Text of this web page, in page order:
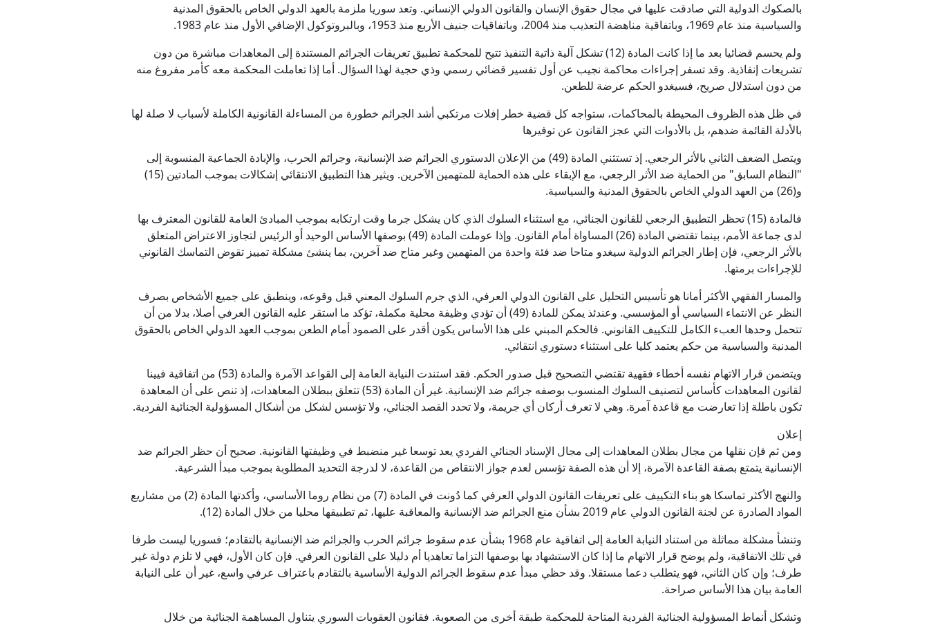
بالصكوك الدولية التي صادقت عليها في مجال حقوق الإنسان والقانون الدولي الإنساني. وتعد سوريا ملزمة بالعهد الدولي الخاص بالحقوق المدنية
والسياسية منذ عام 1969، وباتفاقية مناهضة التعذيب منذ 2004، وباتفاقيات جنيف الأربع منذ 1953، وبالبروتوكول الإضافي الأول منذ عام 1983.
ولم يحسم قضائيا بعد ما إذا كانت المادة (12) تشكل آلية ذاتية التنفيذ تتيح للمحكمة تطبيق تعريفات الجرائم المستندة إلى المعاهدات مباشرة من دون
تشريعات إنفاذية. وقد تسفر إجراءات محاكمة نجيب عن أول تفسير قضائي رسمي وذي حجية لهذا السؤال. أما إذا تعاملت المحكمة معه كأمر مفروغ منه
من دون استدلال صريح، فسيغدو الحكم عرضة للطعن.
في ظل هذه الظروف المحيطة بالمحاكمات، ستواجه كل قضية خطر إفلات مرتكبي أشد الجرائم خطورة من المساءلة القانونية الكاملة لأسباب لا صلة لها
بالأدلة القائمة ضدهم، بل بالأدوات التي عجز القانون عن توفيرها
ويتصل الضعف الثاني بالأثر الرجعي. إذ تستثني المادة (49) من الإعلان الدستوري الجرائم ضد الإنسانية، وجرائم الحرب، والإبادة الجماعية المنسوبة إلى
"النظام السابق" من الحماية ضد الأثر الرجعي، مع الإبقاء على هذه الحماية للمتهمين الآخرين. ويثير هذا التطبيق الانتقائي إشكالات بموجب المادتين (15)
و(26) من العهد الدولي الخاص بالحقوق المدنية والسياسية.
فالمادة (15) تحظر التطبيق الرجعي للقانون الجنائي، مع استثناء السلوك الذي كان يشكل جرما وقت ارتكابه بموجب المبادئ العامة للقانون المعترف بها
لدى جماعة الأمم، بينما تقتضي المادة (26) المساواة أمام القانون. وإذا عوملت المادة (49) بوصفها الأساس الوحيد أو الرئيس لتجاوز الاعتراض المتعلق
بالأثر الرجعي، فإن إطار الجرائم الدولية سيغدو متاحا ضد فئة واحدة من المتهمين وغير متاح ضد آخرين، بما ينشئ مشكلة تمييز تقوض التماسك القانوني
للإجراءات برمتها.
والمسار الفقهي الأكثر أمانا هو تأسيس التحليل على القانون الدولي العرفي، الذي جرم السلوك المعني قبل وقوعه، وينطبق على جميع الأشخاص بصرف
النظر عن الانتماء السياسي أو المؤسسي. وعندئذ يمكن للمادة (49) أن تؤدي وظيفة محلية مكملة، تؤكد ما استقر عليه القانون العرفي أصلا، بدلا من أن
تتحمل وحدها العبء الكامل للتكييف القانوني. فالحكم المبني على هذا الأساس يكون أقدر على الصمود أمام الطعن بموجب العهد الدولي الخاص بالحقوق
المدنية والسياسية من حكم يعتمد كليا على استثناء دستوري انتقائي.
ويتضمن قرار الاتهام نفسه أخطاء فقهية تقتضي التصحيح قبل صدور الحكم. فقد استندت النيابة العامة إلى القواعد الآمرة والمادة (53) من اتفاقية فيينا
لقانون المعاهدات كأساس لتصنيف السلوك المنسوب بوصفه جرائم ضد الإنسانية. غير أن المادة (53) تتعلق ببطلان المعاهدات، إذ تنص على أن المعاهدة
تكون باطلة إذا تعارضت مع قاعدة آمرة. وهي لا تعرف أركان أي جريمة، ولا تحدد القصد الجنائي، ولا تؤسس لشكل من أشكال المسؤولية الجنائية الفردية.
إعلان
ومن ثم فإن نقلها من مجال بطلان المعاهدات إلى مجال الإسناد الجنائي الفردي يعد توسعا غير منضبط في وظيفتها القانونية. صحيح أن حظر الجرائم ضد
الإنسانية يتمتع بصفة القاعدة الآمرة، إلا أن هذه الصفة تؤسس لعدم جواز الانتقاص من القاعدة، لا لدرجة التحديد المطلوبة بموجب مبدأ الشرعية.
والنهج الأكثر تماسكا هو بناء التكييف على تعريفات القانون الدولي العرفي كما دُونت في المادة (7) من نظام روما الأساسي، وأكدتها المادة (2) من مشاريع
المواد الصادرة عن لجنة القانون الدولي عام 2019 بشأن منع الجرائم ضد الإنسانية والمعاقبة عليها، ثم تطبيقها محليا من خلال المادة (12).
وتنشأ مشكلة مماثلة من استناد النيابة العامة إلى اتفاقية عام 1968 بشأن عدم سقوط جرائم الحرب والجرائم ضد الإنسانية بالتقادم؛ فسوريا ليست طرفا
في تلك الاتفاقية، ولم يوضح قرار الاتهام ما إذا كان الاستشهاد بها بوصفها التزاما تعاهديا أم دليلا على القانون العرفي. فإن كان الأول، فهي لا تلزم دولة غير
طرف؛ وإن كان الثاني، فهو يتطلب دعما مستقلا. وقد حظي مبدأ عدم سقوط الجرائم الدولية الأساسية بالتقادم باعتراف عرفي واسع، غير أن على النيابة
العامة بيان هذا الأساس صراحة.
وتشكل أنماط المسؤولية الجنائية الفردية المتاحة للمحكمة طبقة أخرى من الصعوبة. فقانون العقوبات السوري يتناول المساهمة الجنائية من خلال